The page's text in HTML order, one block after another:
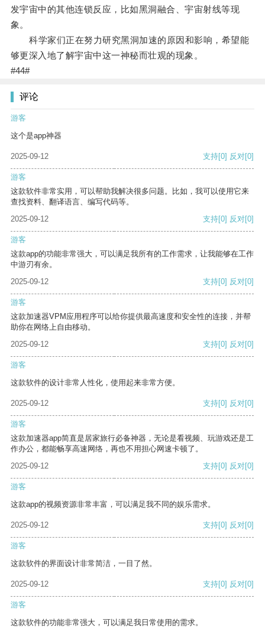
发宇宙中的其他连锁反应，比如黑洞融合、宇宙射线等现
象。
科学家们正在努力研究黑洞加速的原因和影响，希望能
够更深入地了解宇宙中这一神秘而壮观的现象。
#44#
评论
游客
这个是app神器
2025-09-12 支持[0] 反对[0]
游客
这款软件非常实用，可以帮助我解决很多问题。比如，我可以使用它来
查找资料、翻译语言、编写代码等。
2025-09-12
支持[0] 反对[0]
游客
这款app的功能非常强大，可以满足我所有的工作需求，让我能够在工作
中游刃有余。
2025-09-12
支持[0] 反对[0]
游客
这款加速器VPM应用程序可以给你提供最高速度和安全性的连接，并帮
助你在网络上自由移动。
2025-09-12
支持[0] 反对[0]
游客
这款软件的设计非常人性化，使用起来非常方便。
2025-09-12 支持[0] 反对[0]
游客
这款加速器app简直是居家旅行必备神器，无论是看视频、玩游戏还是工
作办公，都能畅享高速网络，再也不用担心网速卡顿了。
2025-09-12
支持[0] 反对[0]
游客
这款app的视频资源非常丰富，可以满足我不同的娱乐需求。
2025-09-12 支持[0] 反对[0]
游客
这款软件的界面设计非常简洁，一目了然。
2025-09-12 支持[0] 反对[0]
游客
这款软件的功能非常强大，可以满足我日常使用的需求。